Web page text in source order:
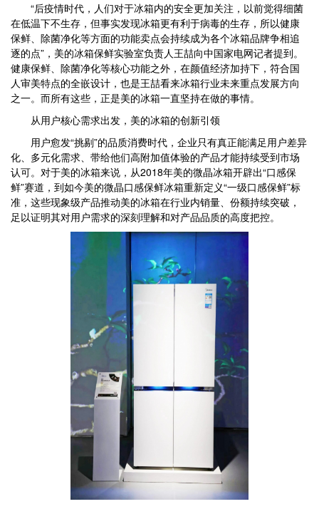
“后疫情时代，人们对于冰箱内的安全更加关注，以前觉得细菌
在低温下不生存，但事实发现冰箱更有利于病毒的生存，所以健康
保鲜、除菌净化等方面的功能卖点会持续成为各个冰箱品牌争相追
逐的点”，美的冰箱保鲜实验室负责人王喆向中国家电网记者提到。
健康保鲜、除菌净化等核心功能之外，在颜值经济加持下，符合国
人审美特点的全嵌设计，也是王喆看来冰箱行业未来重点发展方向
之一。而所有这些，正是美的冰箱一直坚持在做的事情。
从用户核心需求出发，美的冰箱的创新引领
用户愈发“挑剔”的品质消费时代，企业只有真正能满足用户差异
化、多元化需求、带给他们高附加值体验的产品才能持续受到市场
认可。对于美的冰箱来说，从2018年美的微晶冰箱开辟出“口感保
鲜”赛道，到如今美的微晶口感保鲜冰箱重新定义“一级口感保鲜”标
准，这些现象级产品推动美的冰箱在行业内销量、份额持续突破，
足以证明其对用户需求的深刻理解和对产品品质的高度把控。